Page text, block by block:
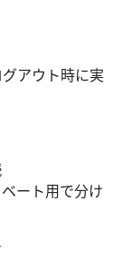
アウト時に実
ート用で分け